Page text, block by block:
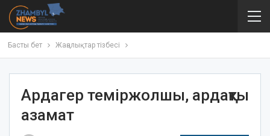
Басты бет Жаңалықтар тізбесі
Ардагер теміржолшы, ардақты
азамат